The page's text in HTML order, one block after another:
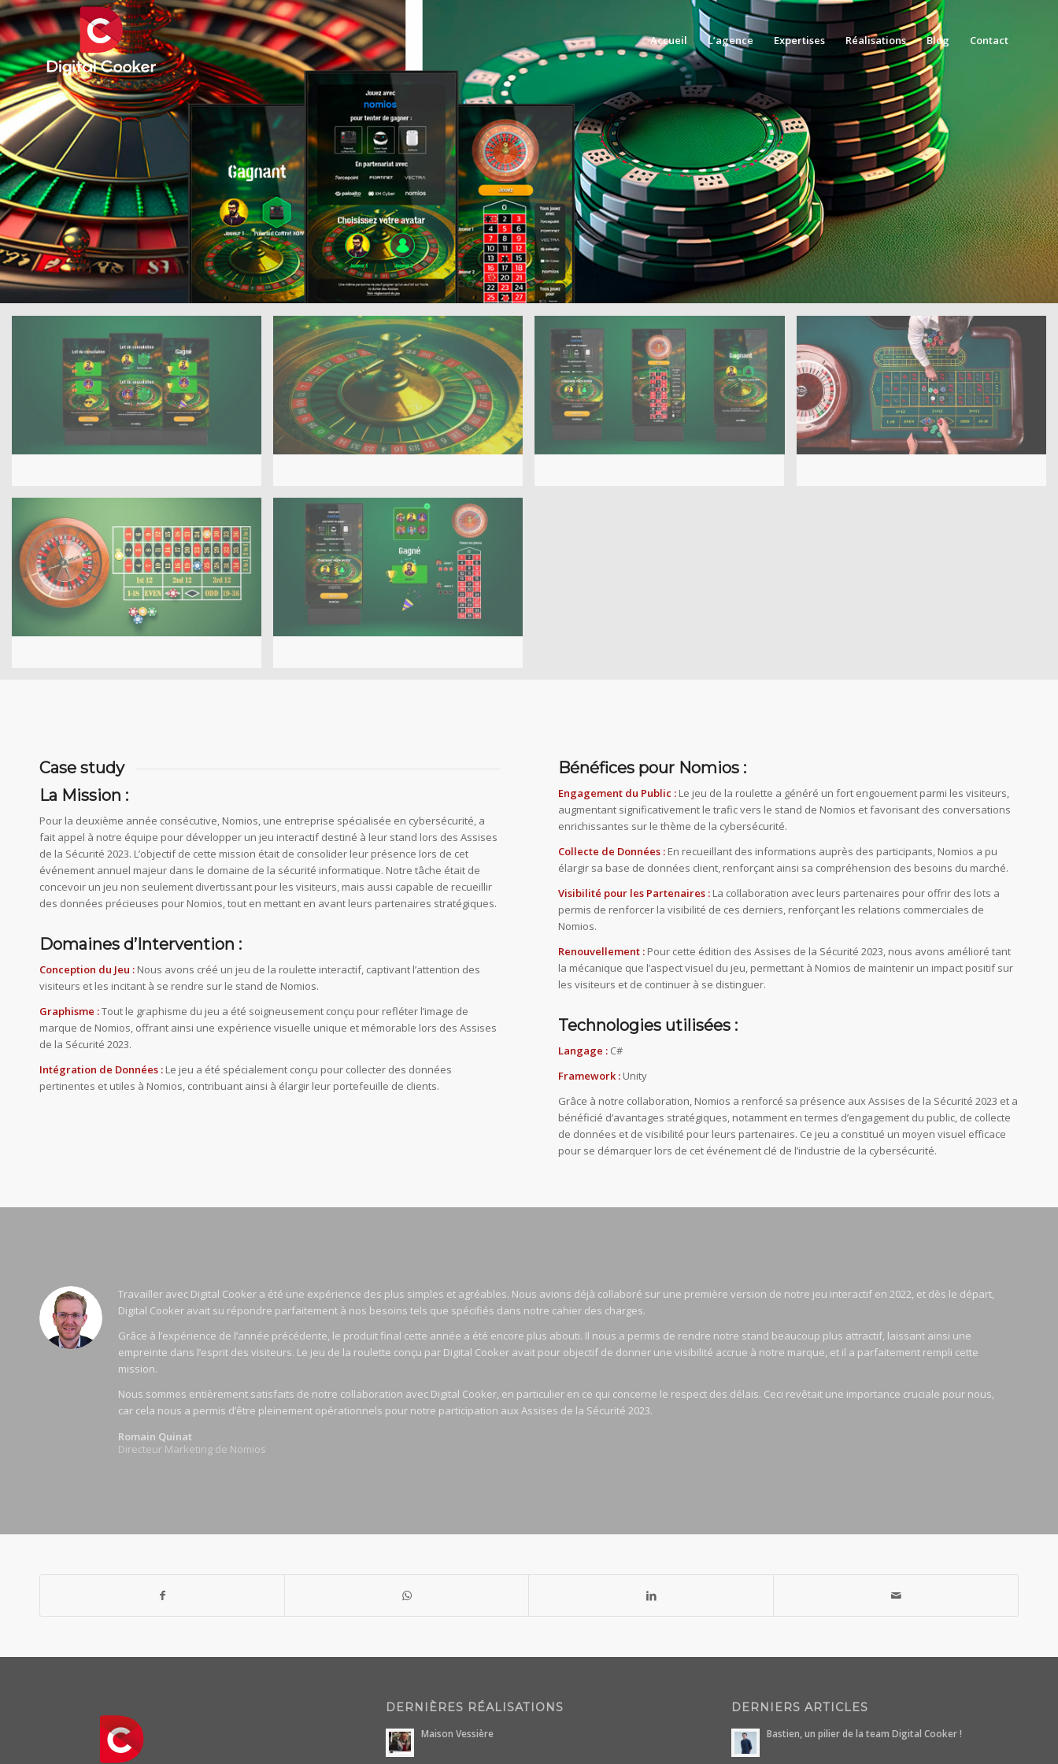
Accueil L’agence Expertises Réalisations Blog Contact
Case study
La Mission :
Pour la deuxième année consécutive, Nomios, une entreprise spécialisée en cybersécurité, a
fait appel à notre équipe pour développer un jeu interactif destiné à leur stand lors des Assises
de la Sécurité 2023. L’objectif de cette mission était de consolider leur présence lors de cet
événement annuel majeur dans le domaine de la sécurité informatique. Notre tâche était de
concevoir un jeu non seulement divertissant pour les visiteurs, mais aussi capable de recueillir
des données précieuses pour Nomios, tout en mettant en avant leurs partenaires stratégiques.
Domaines d’Intervention :
Conception du Jeu : Nous avons créé un jeu de la roulette interactif, captivant l’attention des
visiteurs et les incitant à se rendre sur le stand de Nomios.
Graphisme :Tout le graphisme du jeu a été soigneusement conçu pour refléter l’image de
marque de Nomios, offrant ainsi une expérience visuelle unique et mémorable lors des Assises
de la Sécurité 2023.
Intégration de Données : Le jeu a été spécialement conçu pour collecter des données
pertinentes et utiles à Nomios, contribuant ainsi à élargir leur portefeuille de clients.
Bénéfices pour Nomios :
Engagement du Public : Le jeu de la roulette a généré un fort engouement parmi les visiteurs,
augmentant significativement le trafic vers le stand de Nomios et favorisant des conversations
enrichissantes sur le thème de la cybersécurité.
Collecte de Données : En recueillant des informations auprès des participants, Nomios a pu
élargir sa base de données client, renforçant ainsi sa compréhension des besoins du marché.
Visibilité pour les Partenaires : La collaboration avec leurs partenaires pour offrir des lots a
permis de renforcer la visibilité de ces derniers, renforçant les relations commerciales de
Nomios.
Renouvellement : Pour cette édition des Assises de la Sécurité 2023, nous avons amélioré tant
la mécanique que l’aspect visuel du jeu, permettant à Nomios de maintenir un impact positif sur
les visiteurs et de continuer à se distinguer.
Technologies utilisées :
Langage : C#
Framework : Unity
Grâce à notre collaboration, Nomios a renforcé sa présence aux Assises de la Sécurité 2023 et a
bénéficié d’avantages stratégiques, notamment en termes d’engagement du public, de collecte
de données et de visibilité pour leurs partenaires. Ce jeu a constitué un moyen visuel efficace
pour se démarquer lors de cet événement clé de l’industrie de la cybersécurité.
Travailler avec Digital Cooker a été une expérience des plus simples et agréables. Nous avions déjà collaboré sur une première version de notre jeu interactif en 2022, et dès le départ,
Digital Cooker avait su répondre parfaitement à nos besoins tels que spécifiés dans notre cahier des charges.
Grâce à l’expérience de l’année précédente, le produit final cette année a été encore plus abouti. Il nous a permis de rendre notre stand beaucoup plus attractif, laissant ainsi une
empreinte dans l’esprit des visiteurs. Le jeu de la roulette conçu par Digital Cooker avait pour objectif de donner une visibilité accrue à notre marque, et il a parfaitement rempli cette
mission.
Nous sommes entièrement satisfaits de notre collaboration avec Digital Cooker, en particulier en ce qui concerne le respect des délais. Ceci revêtait une importance cruciale pour nous,
car cela nous a permis d’être pleinement opérationnels pour notre participation aux Assises de la Sécurité 2023.
Romain Quinat
Directeur Marketing de Nomios
DERNIÈRES RÉALISATIONS
Maison Vessière
DERNIERS ARTICLES
Bastien, un pilier de la team Digital Cooker !